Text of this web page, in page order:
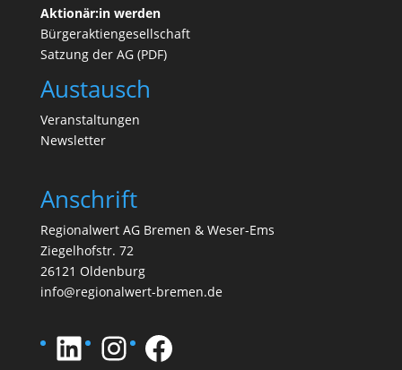
Aktionär:in werden
Bürgeraktiengesellschaft
Satzung der AG (PDF)
Austausch
Veranstaltungen
Newsletter
Anschrift
Regionalwert AG Bremen & Weser-Ems
Ziegelhofstr. 72
26121 Oldenburg
info@regionalwert-bremen.de
LinkedIn
Instagram
Facebook